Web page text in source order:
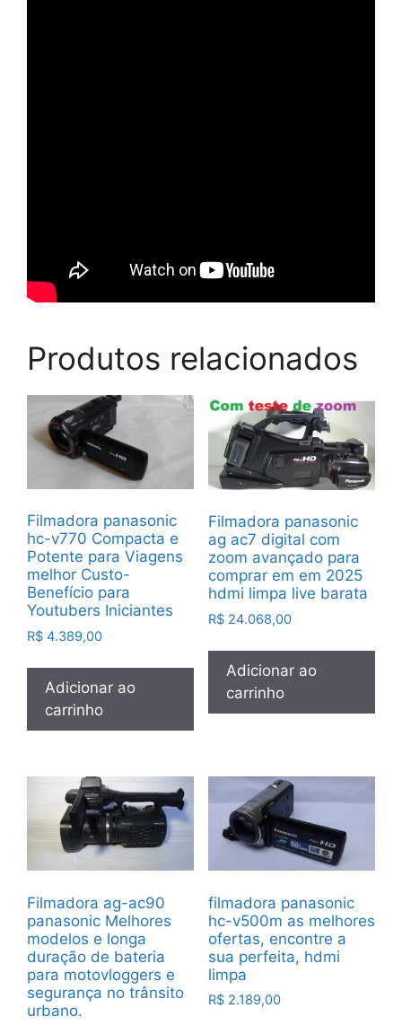
Produtos relacionados
Filmadora panasonic
hc-v770 Compacta e
Potente para Viagens
melhor Custo-
Benefício para
Youtubers Iniciantes
R$ 4.389,00
Adicionar ao
carrinho
Filmadora panasonic
ag ac7 digital com
zoom avançado para
comprar em em 2025
hdmi limpa live barata
R$24.068,00
Adicionar ao
carrinho
Filmadora ag-ac90
panasonic Melhores
modelos e longa
duração de bateria
para motovloggers e
segurança no trânsito
urbano.
filmadora panasonic
hc-v500m as melhores
ofertas, encontre a
sua perfeita, hdmi
limpa
R$2.189,00